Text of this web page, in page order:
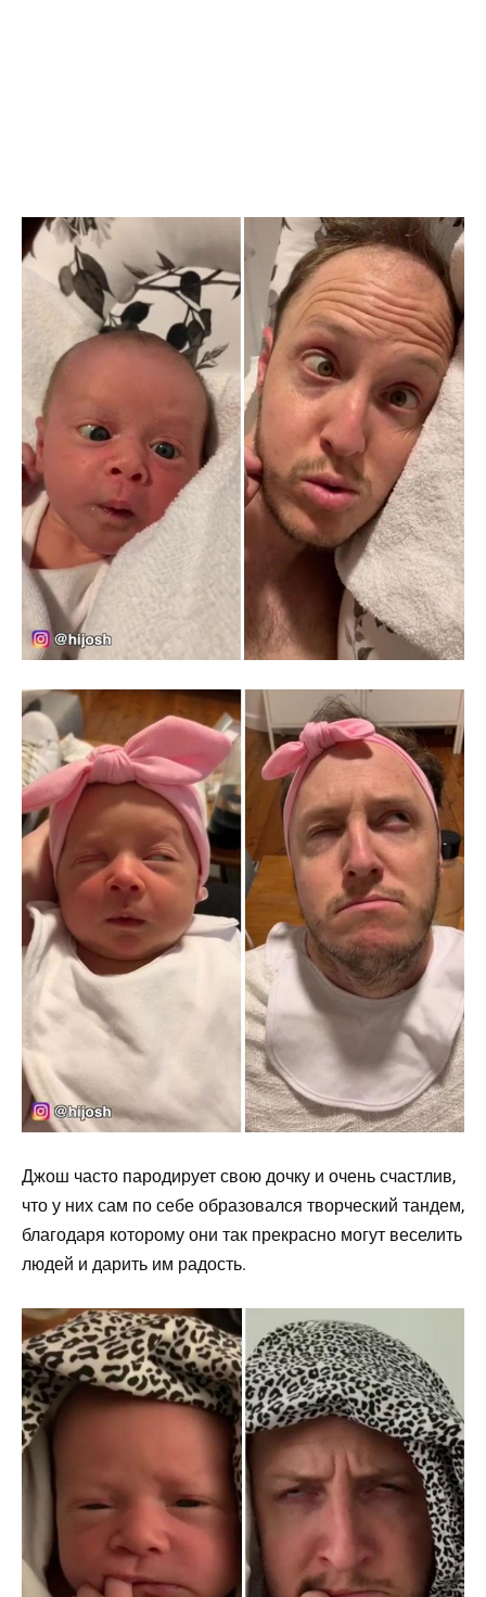
Джош часто пародирует свою дочку и очень счастлив,
что у них сам по себе образовался творческий тандем,
благодаря которому они так прекрасно могут веселить
людей и дарить им радость.